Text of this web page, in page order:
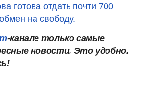
готова отдать почти 700
на свободу.
-канале только самые
новости. Это удобно.